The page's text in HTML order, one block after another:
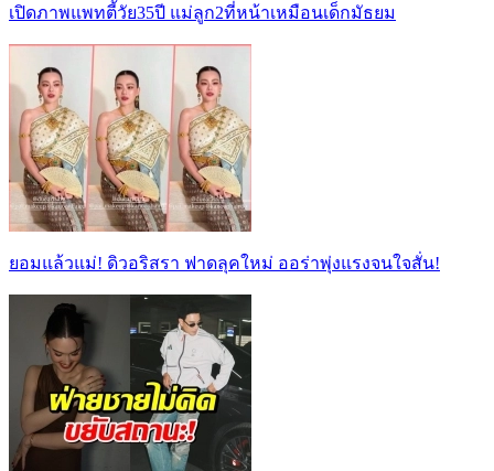
เปิดภาพแพทตี้วัย35ปี แม่ลูก2ที่หน้าเหมือนเด็กมัธยม
ยอมแล้วแม่! ดิวอริสรา ฟาดลุคใหม่ ออร่าพุ่งแรงจนใจสั่น!